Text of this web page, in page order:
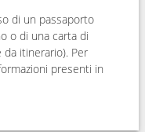
di un passaporto
o di una carta di
itinerario). Per
presenti in